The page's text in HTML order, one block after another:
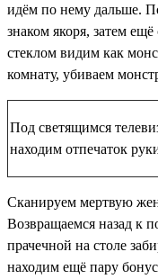
идём по нему дальше.
знаком якоря, затем
стеклом видим как
комнату, убиваем
Под светящимся
находим отпечаток
Сканируем мертвую
Возвращаемся назад к
прачечной на столе
находим ещё пару